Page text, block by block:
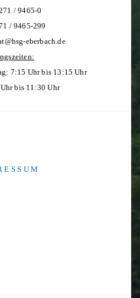
/ 9465-0
/ 9465-299
eberbach.de
7:15 Uhr bis 13:15 Uhr
bis 11:30 Uhr
E S S U M